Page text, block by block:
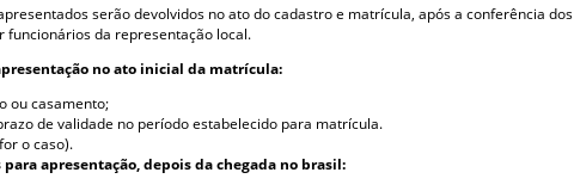
serão devolvidos no ato do cadastro e matrícula, após a conferência dos
funcionários da representação local.
no ato inicial da matrícula:
ou casamento;
de validade no período estabelecido para matrícula.
o caso).
apresentação, depois da chegada no brasil: